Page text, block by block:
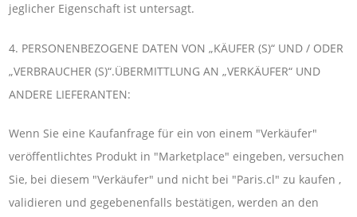
jeglicher Eigenschaft ist untersagt.
4. PERSONENBEZOGENE DATEN VON „KÄUFER (S)“ UND / ODER
„VERBRAUCHER (S)“.ÜBERMITTLUNG AN „VERKÄUFER“ UND
ANDERE LIEFERANTEN:
Wenn Sie eine Kaufanfrage für ein von einem "Verkäufer"
veröffentlichtes Produkt in "Marketplace" eingeben, versuchen
Sie, bei diesem "Verkäufer" und nicht bei "Paris.cl" zu kaufen ,
validieren und gegebenenfalls bestätigen, werden an den